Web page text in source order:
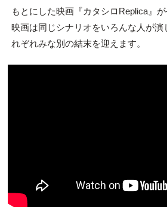
もとにした映画『カタシロReplica』
映画は同じシナリオをいろんな人が演
れぞれみな別の結末を迎えます。